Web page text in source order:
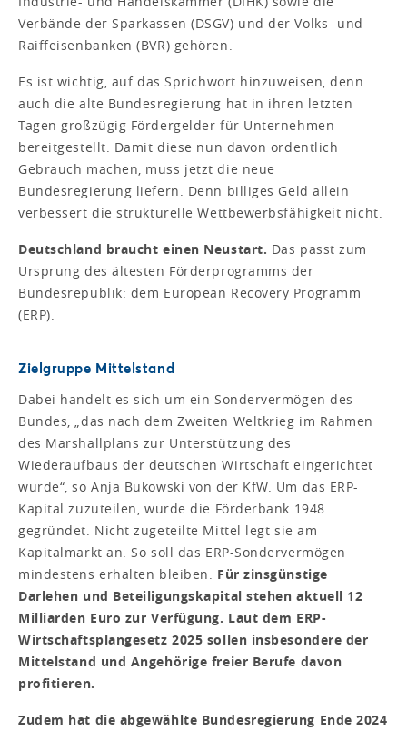
Verbände der Sparkassen (DSGV) und der Volks- und
Raiffeisenbanken (BVR) gehören.
Es ist wichtig, auf das Sprichwort hinzuweisen, denn
auch die alte Bundesregierung hat in ihren letzten
Tagen großzügig Fördergelder für Unternehmen
bereitgestellt. Damit diese nun davon ordentlich
Gebrauch machen, muss jetzt die neue
Bundesregierung liefern. Denn billiges Geld allein
verbessert die strukturelle Wettbewerbsfähigkeit nicht.
Deutschland braucht einen Neustart. Das passt zum
Ursprung des ältesten Förderprogramms der
Bundesrepublik: dem European Recovery Programm
(ERP).
Zielgruppe Mittelstand
Dabei handelt es sich um ein Sondervermögen des
Bundes, „das nach dem Zweiten Weltkrieg im Rahmen
des Marshallplans zur Unterstützung des
Wiederaufbaus der deutschen Wirtschaft eingerichtet
wurde“, so Anja Bukowski von der KfW. Um das ERP-
Kapital zuzuteilen, wurde die Förderbank 1948
gegründet. Nicht zugeteilte Mittel legt sie am
Kapitalmarkt an. So soll das ERP-Sondervermögen
mindestens erhalten bleiben. Für zinsgünstige
Darlehen und Beteiligungskapital stehen aktuell 12
Milliarden Euro zur Verfügung. Laut dem ERP-
Wirtschaftsplangesetz 2025 sollen insbesondere der
Mittelstand und Angehörige freier Berufe davon
profitieren.
Zudem hat die abgewählte Bundesregierung Ende 2024